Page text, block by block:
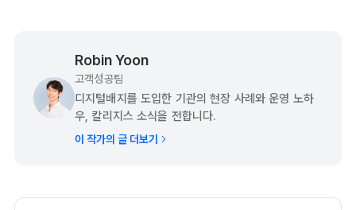
Robin Yoon
고객성공팀
디지털배지를 도입한 기관의 현장 사례와 운영 노하
우, 칼리지스 소식을 전합니다.
이 작가의 글 더보기